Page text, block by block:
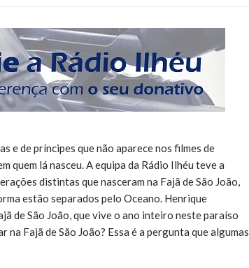
e de príncipes que não aparece nos filmes de
quem lá nasceu. A equipa da Rádio Ilhéu teve a
distintas que nasceram na Fajã de São João,
estão separados pelo Oceano. Henrique
de São João, que vive o ano inteiro neste paraíso
na Fajã de São João? Essa é a pergunta que algumas